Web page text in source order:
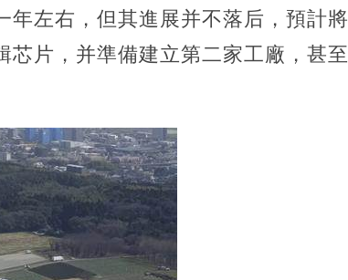
年左右，但其進展并不落后，預計將
片，并準備建立第二家工廠，甚至